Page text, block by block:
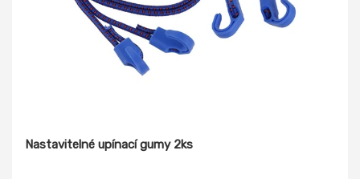
Nastavitelné upínací gumy 2ks